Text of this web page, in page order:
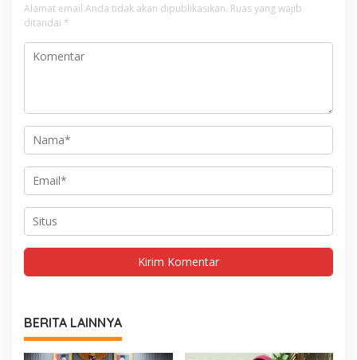
Alamat email Anda tidak akan dipublikasikan. Ruas yang wajib
ditandai *
BERITA LAINNYA